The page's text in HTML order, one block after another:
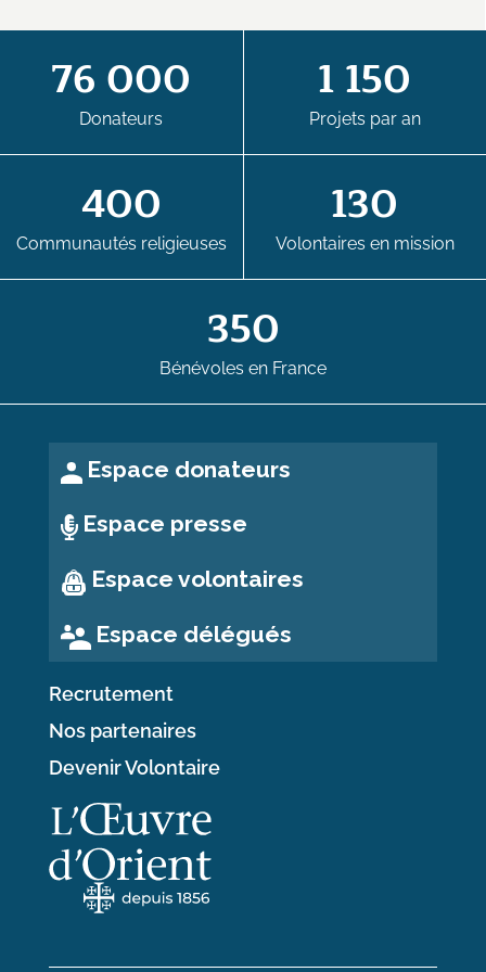
76 000
Donateurs
1 150
Projets par an
400
Communautés religieuses
130
Volontaires en mission
350
Bénévoles en France
Espace donateurs
Espace presse
Espace volontaires
Espace délégués
Recrutement
Nos partenaires
Devenir Volontaire